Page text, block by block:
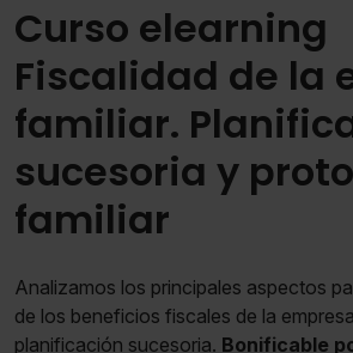
Curso elearning
Fiscalidad de la
familiar.
sucesoria y
familiar
Analizamos los principales aspectos
de los beneficios fiscales de la
planificación sucesoria. Bonificable